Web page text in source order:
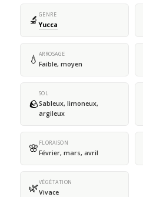
🔬GENRE
Yucca
💧 ARROSAGE
Faible, moyen
🪨
SOL
Sableux, limoneux,
argileux
🌸 FLORAISON
Février, mars, avril
🌿VÉGÉTATION
Vivace